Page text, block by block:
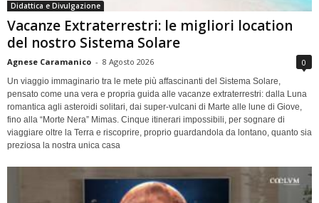
Didattica e Divulgazione
Vacanze Extraterrestri: le migliori location
del nostro Sistema Solare
Agnese Caramanico - 8 Agosto 2026 0
Un viaggio immaginario tra le mete più affascinanti del Sistema Solare,
pensato come una vera e propria guida alle vacanze extraterrestri: dalla Luna
romantica agli asteroidi solitari, dai super-vulcani di Marte alle lune di Giove,
fino alla “Morte Nera” Mimas. Cinque itinerari impossibili, per sognare di
viaggiare oltre la Terra e riscoprire, proprio guardandola da lontano, quanto sia
preziosa la nostra unica casa